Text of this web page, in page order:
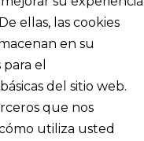
ellas, las cookies
en su
el
del sitio web.
que nos
utiliza usted